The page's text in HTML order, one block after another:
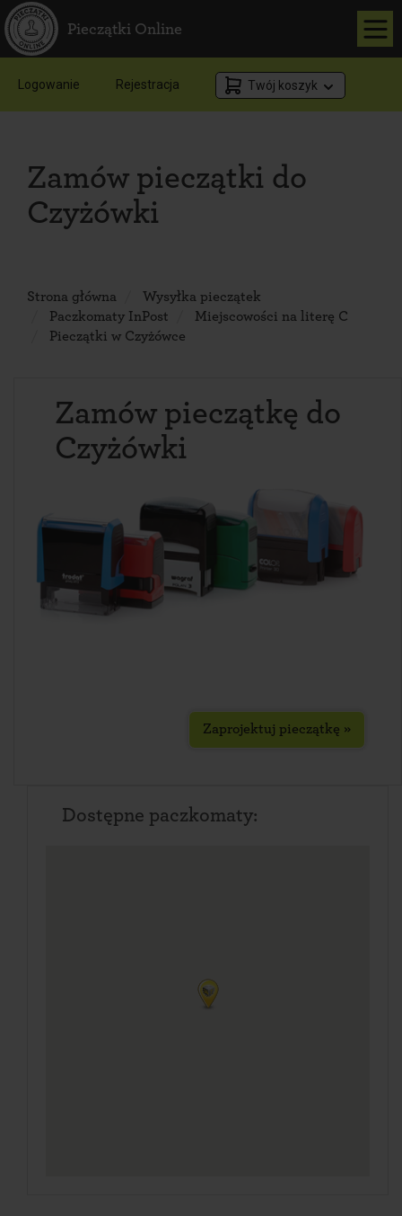
Pieczątki Online
Logowanie Rejestracja Twój koszyk
Zamów pieczątki do
Czyżówki
Strona główna
Wysyłka pieczątek
Paczkomaty InPost
Miejscowości na literę C
Pieczątki w Czyżówce
Zamów pieczątkę do
Czyżówki
Zaprojektuj pieczątkę »
Dostępne paczkomaty: